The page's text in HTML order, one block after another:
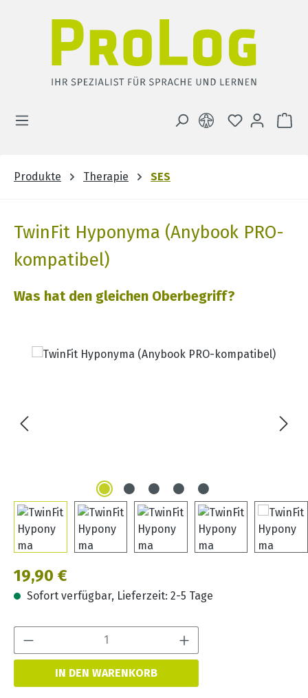
DU HAST 0
Produkte Therapie SES
TwinFit Hyponyma (Anybook PRO-
kompatibel)
Was hat den gleichen Oberbegriff?
Bildergalerie überspringen
Regulärer Preis:
19,90 €
Sofort verfügbar, Lieferzeit: 2-5 Tage
IN DEN WARENKORB